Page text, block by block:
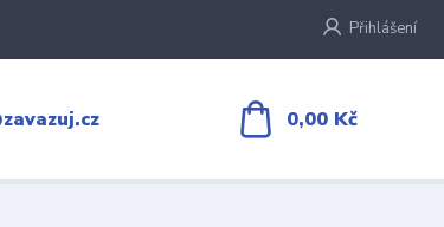
Přihlášení
0,00 Kč